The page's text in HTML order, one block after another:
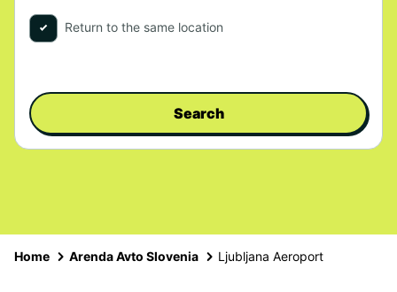
Return to the same location
Search
Home Arenda Avto Slovenia Ljubljana Aeroport